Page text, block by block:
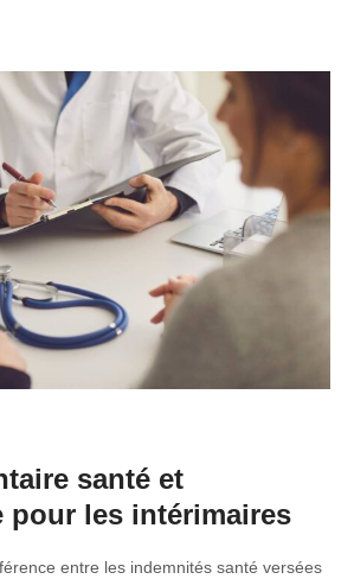
santé et
pour les intérimaires
entre les indemnités santé versées